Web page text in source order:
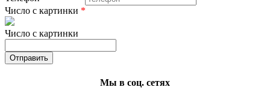
Число с картинки *
Число с картинки
Мы в соц. сетях